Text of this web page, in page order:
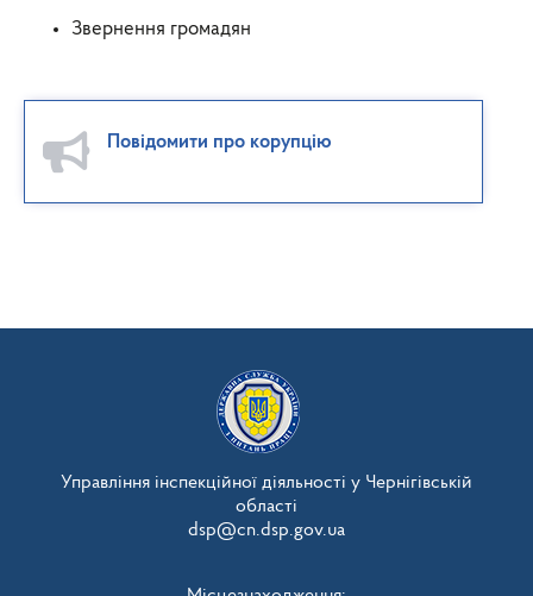
Звернення громадян
Повідомити про корупцію
Управління інспекційної діяльності у Чернігівській
області
dsp@cn.dsp.gov.ua